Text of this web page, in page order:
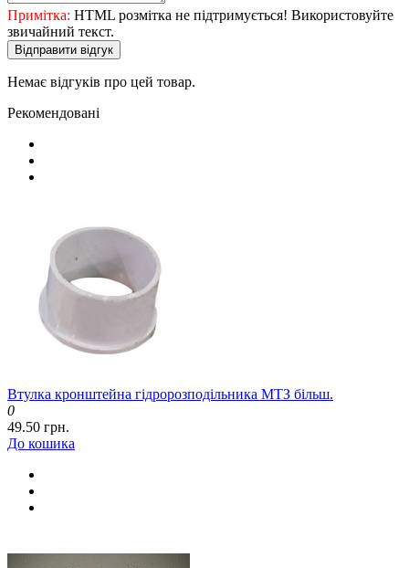
Примітка: HTML розмітка не підтримується! Використовуйте
звичайний текст.
Відправити відгук
Немає відгуків про цей товар.
Рекомендовані
Втулка кронштейна гідророзподільника МТЗ більш.
0
49.50 грн.
До кошика